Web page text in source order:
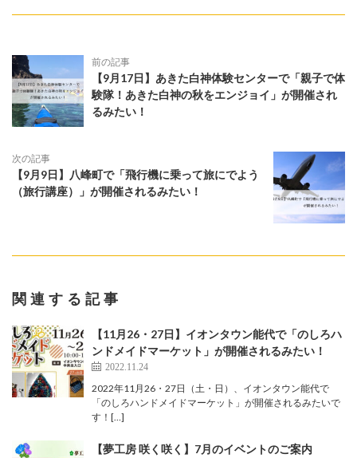
前の記事
【9月17日】あきた白神体験センターで「親子で体
験隊！あきた白神の秋をエンジョイ」が開催され
るみたい！
次の記事
【9月9日】八峰町で「飛行機に乗って旅にでよう
（旅行講座）」が開催されるみたい！
関連する記事
【11月26・27日】イオンタウン能代で「のしろハ
ンドメイドマーケット」が開催されるみたい！
2022.11.24
2022年11月26・27日（土・日）、イオンタウン能代で
「のしろハンドメイドマーケット」が開催されるみたいで
す！[…]
【夢工房 咲く咲く】7月のイベントのご案内